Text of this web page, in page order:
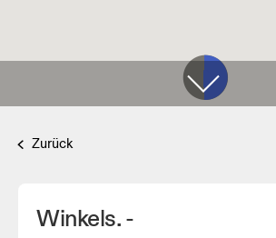
Zurück
Winkels. -